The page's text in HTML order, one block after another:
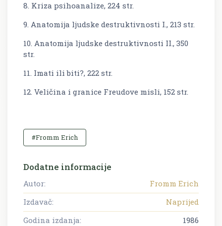
8. Kriza psihoanalize, 224 str.
9. Anatomija ljudske destruktivnosti I., 213 str.
10. Anatomija ljudske destruktivnosti II., 350
str.
11. Imati ili biti?, 222 str.
12. Veličina i granice Freudove misli, 152 str.
#Fromm Erich
Dodatne informacije
Autor:
Fromm Erich
Izdavač:
Naprijed
Godina izdanja:
1986